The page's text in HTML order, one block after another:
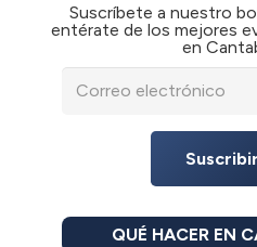
Suscríbete a nuestro
entérate de los mejores
en
QUÉ HACER EN